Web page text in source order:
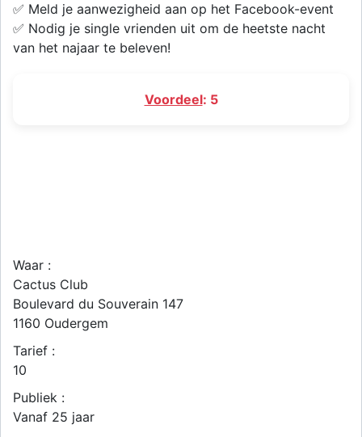
✅ Meld je aanwezigheid aan op het Facebook-event
✅ Nodig je single vrienden uit om de heetste nacht
van het najaar te beleven!
Voordeel: 5
Waar :
Cactus Club
Boulevard du Souverain 147
1160 Oudergem
Tarief :
10
Publiek :
Vanaf 25 jaar